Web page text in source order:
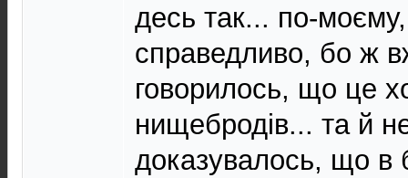
десь так... по-
справедливо, бо ж
говорилось, що це
нищебродів... та й
доказувалось, що в